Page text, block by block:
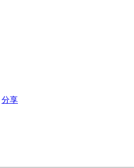
分享